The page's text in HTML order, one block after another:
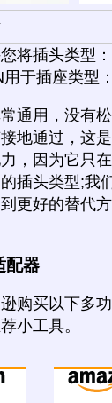
将插头类型
于插座类型：
通用，没有
地通过，这
，因为它只
插头类型;我
更好的替代
配器
购买以下多
小工具。